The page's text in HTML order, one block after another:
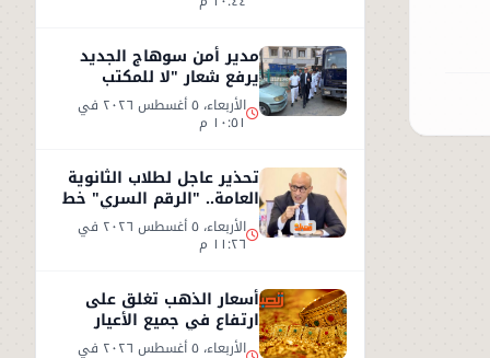
مدير أمن سوهاج الجديد
يرفع شعار "لا للمكتب
المكيف" الأربعاء، ٥ أغسطس ٢٠٢٦ في
١٠:٥١ م
تحذير عاجل لطلاب الثانوية
العامة.. "الرقم السري" خط
أحمر الأربعاء، ٥ أغسطس ٢٠٢٦ في
١١:٢٦ م
أسعار الذهب تغلق على
ارتفاع في جميع الأعيار
الأربعاء، ٥ أغسطس ٢٠٢٦ في